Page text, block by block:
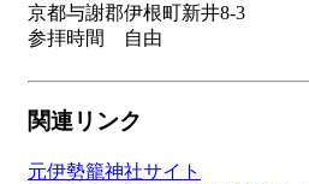
京都与謝郡伊根町新井8-3
参拝時間 自由
関連リンク
元伊勢籠神社サイト